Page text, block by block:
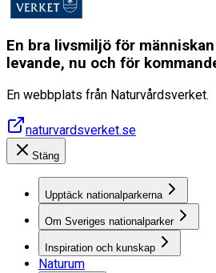
En bra livsmiljö för
levande, nu och för
En webbplats från Naturvårdsverket.
naturvardsverket.se
Stäng
Upptäck nationalparkerna
Om Sveriges nationalparker
Inspiration och kunskap
Naturum